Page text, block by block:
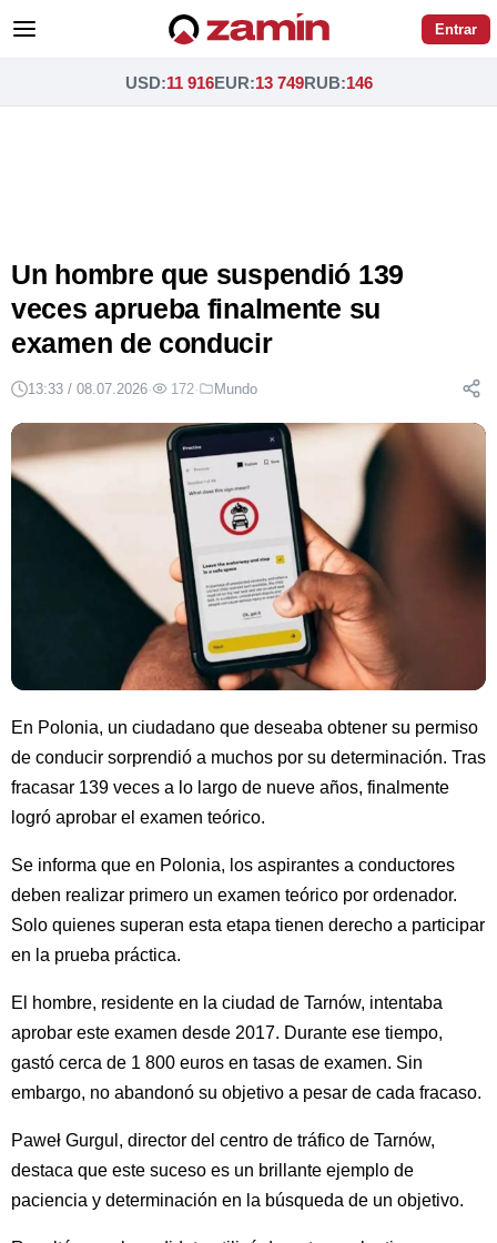
Entrar
USD:11 916EUR:13 749RUB:146
Un hombre que suspendió 139
veces aprueba finalmente su
examen de conducir
13:33 / 08.07.2026· 172· Mundo
En Polonia, un ciudadano que deseaba obtener su permiso
de conducir sorprendió a muchos por su determinación. Tras
fracasar 139 veces a lo largo de nueve años, finalmente
logró aprobar el examen teórico.
Se informa que en Polonia, los aspirantes a conductores
deben realizar primero un examen teórico por ordenador.
Solo quienes superan esta etapa tienen derecho a participar
en la prueba práctica.
El hombre, residente en la ciudad de Tarnów, intentaba
aprobar este examen desde 2017. Durante ese tiempo,
gastó cerca de 1 800 euros en tasas de examen. Sin
embargo, no abandonó su objetivo a pesar de cada fracaso.
Paweł Gurgul, director del centro de tráfico de Tarnów,
destaca que este suceso es un brillante ejemplo de
paciencia y determinación en la búsqueda de un objetivo.